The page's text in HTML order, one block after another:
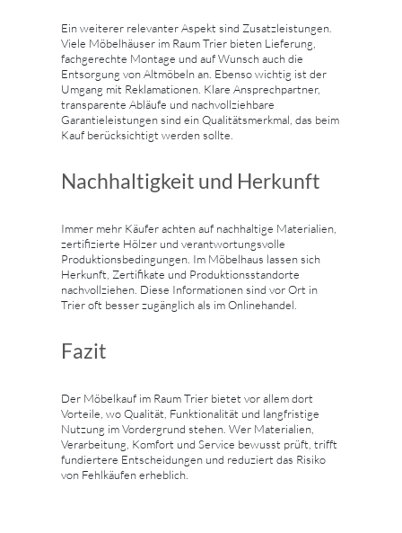
Ein weiterer relevanter Aspekt sind Zusatzleistungen.
Viele Möbelhäuser im Raum Trier bieten Lieferung,
fachgerechte Montage und auf Wunsch auch die
Entsorgung von Altmöbeln an. Ebenso wichtig ist der
Umgang mit Reklamationen. Klare Ansprechpartner,
transparente Abläufe und nachvollziehbare
Garantieleistungen sind ein Qualitätsmerkmal, das beim
Kauf berücksichtigt werden sollte.
Nachhaltigkeit und Herkunft
Immer mehr Käufer achten auf nachhaltige Materialien,
zertifizierte Hölzer und verantwortungsvolle
Produktionsbedingungen. Im Möbelhaus lassen sich
Herkunft, Zertifikate und Produktionsstandorte
nachvollziehen. Diese Informationen sind vor Ort in
Trier oft besser zugänglich als im Onlinehandel.
Fazit
Der Möbelkauf im Raum Trier bietet vor allem dort
Vorteile, wo Qualität, Funktionalität und langfristige
Nutzung im Vordergrund stehen. Wer Materialien,
Verarbeitung, Komfort und Service bewusst prüft, trifft
fundiertere Entscheidungen und reduziert das Risiko
von Fehlkäufen erheblich.